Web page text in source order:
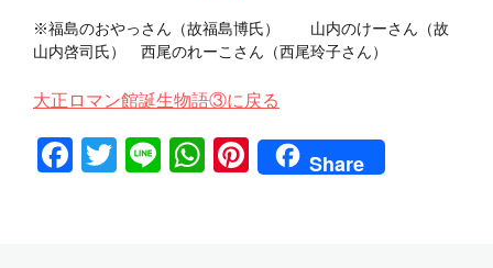
※福島のおやっさん（故福島博氏） 山内のけーさん（故
山内啓司氏） 西尾のれーこさん（西尾玲子さん）
大正ロマン館誕生物語③に戻る
F T Li W Pi
nt
Share